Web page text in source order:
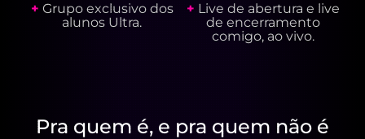
+ Grupo exclusivo dos
alunos Ultra.
+ Live de abertura e live
de encerramento
comigo, ao vivo.
Pra quem é, e pra quem não é